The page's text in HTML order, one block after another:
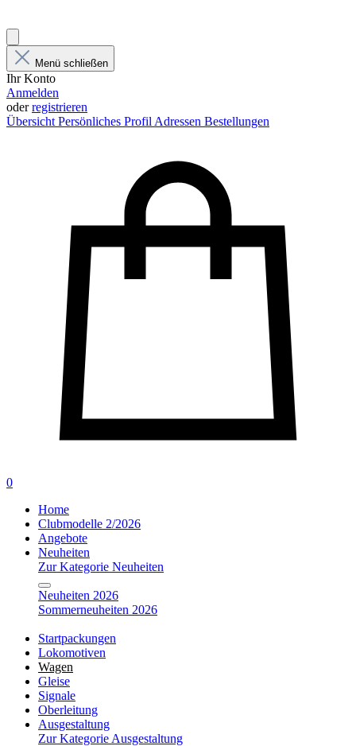
Menü schließen
Ihr Konto
Anmelden
oderregistrieren
Übersicht Persönliches Profil Adressen Bestellungen
0
Home
Clubmodelle 2/2026
Angebote
Neuheiten
Zur Kategorie Neuheiten
Neuheiten 2026
Sommerneuheiten 2026
Startpackungen
Lokomotiven
Wagen
Gleise
Signale
Oberleitung
Ausgestaltung
Zur Kategorie Ausgestaltung